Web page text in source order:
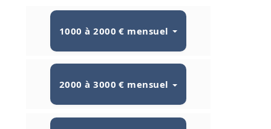
1000 à 2000 € mensuel
2000 à 3000 € mensuel